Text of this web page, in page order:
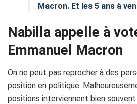
Macron. Et les 5 ans à
Nabilla appelle à
Emmanuel Macron
On ne peut pas reprocher à des
position en politique.
positions interviennent bien